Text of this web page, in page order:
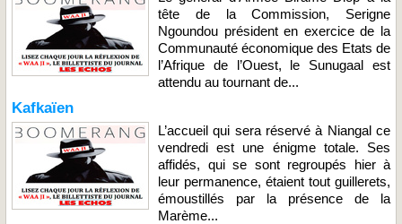
tête de la Commission, Serigne
Ngoundou président en exercice de la
Communauté économique des Etats de
l’Afrique de l’Ouest, le Sunugaal est
attendu au tournant de...
Kafkaïen
L’accueil qui sera réservé à Niangal ce
vendredi est une énigme totale. Ses
affidés, qui se sont regroupés hier à
leur permanence, étaient tout guillerets,
émoustillés par la présence de la
Marème...